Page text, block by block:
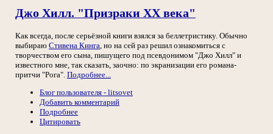
Джо Хилл. "Призраки XX века"
Как всегда, после серьёзной книги взялся за беллетристику. Обычно
выбираю Стивена Кинга, но на сей раз решил ознакомиться с
творчеством его сына, пишущего под псевдонимом "Джо Хилл" и
известного мне, так сказать, заочно: по экранизации его романа-
притчи "Рога". Подробнее...
Блог пользователя - litsovet
Добавить комментарий
Подробнее
Цитировать